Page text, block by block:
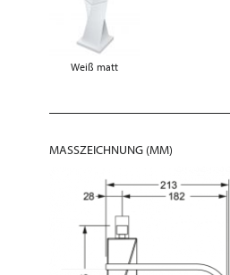
Weiß matt
MASSZEICHNUNG (MM)